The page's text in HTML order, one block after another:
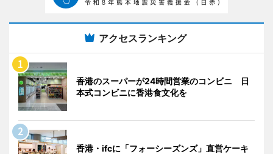
アクセスランキング
香港のスーパーが24時間営業のコンビニ 日
本式コンビニに香港食文化を
香港・ifcに「フォーシーズンズ」直営ケーキ